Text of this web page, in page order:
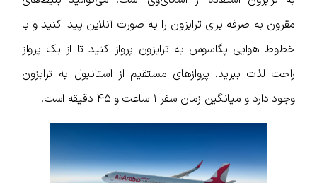
مقرون به صرفه برای ترابزون را به صورت آنلاین پیدا کنید و با
خطوط هوایی پگاسوس به ترابزون پرواز کنید تا از یک پرواز
راحت لذت ببرید. پروازهای مستقیم از استانبول به ترابزون
وجود دارد و میانگین زمان سفر ۱ ساعت و ۴۵ دقیقه است.